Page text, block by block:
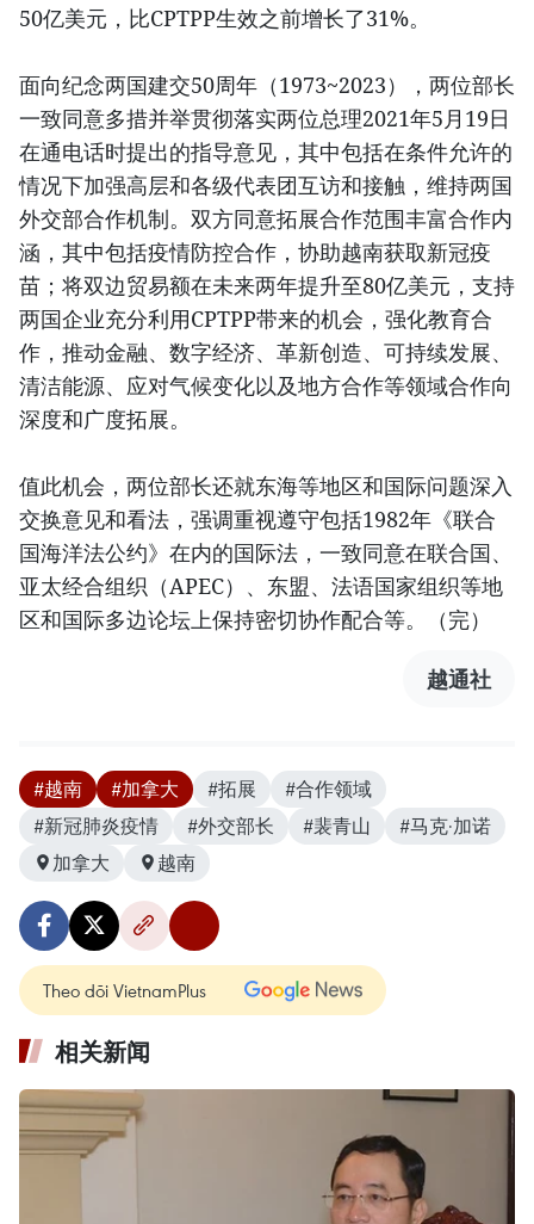
50亿美元，比CPTPP生效之前增长了31%。
面向纪念两国建交50周年（1973~2023），两位部长
一致同意多措并举贯彻落实两位总理2021年5月19日
在通电话时提出的指导意见，其中包括在条件允许的
情况下加强高层和各级代表团互访和接触，维持两国
外交部合作机制。双方同意拓展合作范围丰富合作内
涵，其中包括疫情防控合作，协助越南获取新冠疫
苗；将双边贸易额在未来两年提升至80亿美元，支持
两国企业充分利用CPTPP带来的机会，强化教育合
作，推动金融、数字经济、革新创造、可持续发展、
清洁能源、应对气候变化以及地方合作等领域合作向
深度和广度拓展。
值此机会，两位部长还就东海等地区和国际问题深入
交换意见和看法，强调重视遵守包括1982年《联合
国海洋法公约》在内的国际法，一致同意在联合国、
亚太经合组织（APEC）、东盟、法语国家组织等地
区和国际多边论坛上保持密切协作配合等。（完）
越通社
#越南 #加拿大 #拓展
#合作领域
#新冠肺炎疫情
#外交部长 #裴青山
#马克·加诺
加拿大
越南
Theo dõi VietnamPlus
相关新闻